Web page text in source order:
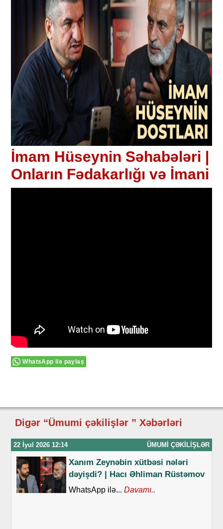
İmam Hüseynin Səhabələri |
Onların Fədakarlığı və İmani
WhatsApp ilə paylaş
Digər “Ümumi çəkilişlər ” Xəbərləri
22 İyul 2026 12:14 ÜMUMI ÇƏKILIŞLƏR
Xanım Zeynəbin xütbəsi nələri
dəyişdi? | Hacı Əhliman Rüstəmov
WhatsApp ilə... Davamı..